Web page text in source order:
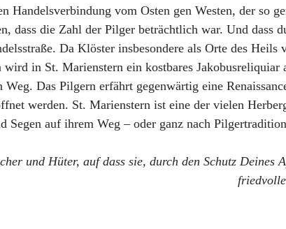
Handelsverbindung vom Osten gen Westen, der so
dass die Zahl der Pilger beträchtlich war. Und dass
Da Klöster insbesondere als Orte des
in St. Marienstern ein kostbares
Weg. Das Pilgern erfährt gegenwärtig eine
werden. St. Marienstern ist eine der vielen
auf ihrem Weg – oder ganz nach
und Hüter, auf dass sie, durch den Schutz